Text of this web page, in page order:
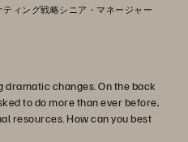
ティング戦略シニア・マネージャー
changes. On the back
to do more than ever before,
resources. How can you best